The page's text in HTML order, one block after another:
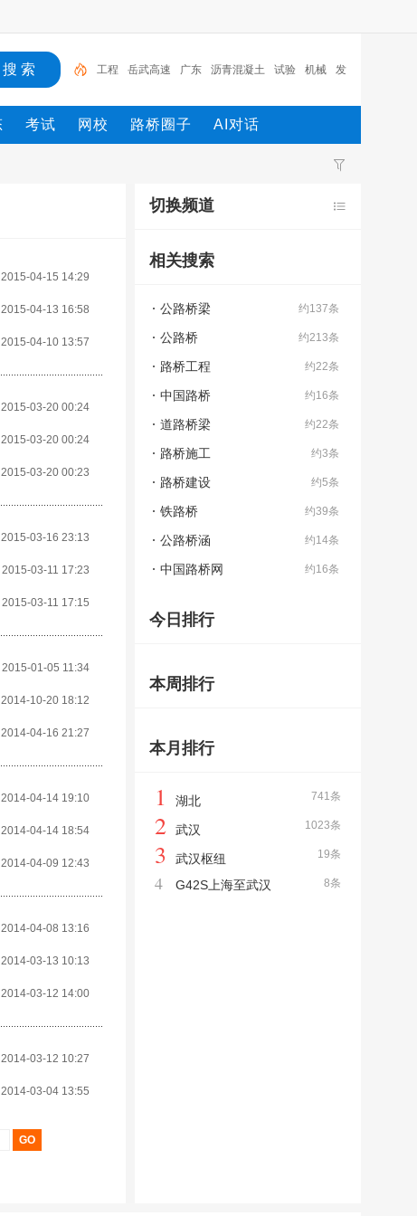
工程 岳武高速 广东 沥青混凝土 试验 机械 发
电机 施工 设计 路桥
考试 网校 路桥圈子 AI对话
2015-04-15 14:29
2015-04-13 16:58
2015-04-10 13:57
2015-03-20 00:24
2015-03-20 00:24
2015-03-20 00:23
2015-03-16 23:13
2015-03-11 17:23
2015-03-11 17:15
2015-01-05 11:34
2014-10-20 18:12
2014-04-16 21:27
2014-04-14 19:10
2014-04-14 18:54
2014-04-09 12:43
2014-04-08 13:16
2014-03-13 10:13
2014-03-12 14:00
2014-03-12 10:27
2014-03-04 13:55
切换频道
相关搜索
约137条
公路桥梁
约213条
公路桥
约22条
路桥工程
约16条
中国路桥
约22条
道路桥梁
约3条
路桥施工
约5条
路桥建设
约39条
铁路桥
约14条
公路桥涵
约16条
中国路桥网
今日排行
本周排行
本月排行
741条
1 湖北
1023条
2 武汉
19条
3 武汉枢纽
8条
4 G42S上海至武汉